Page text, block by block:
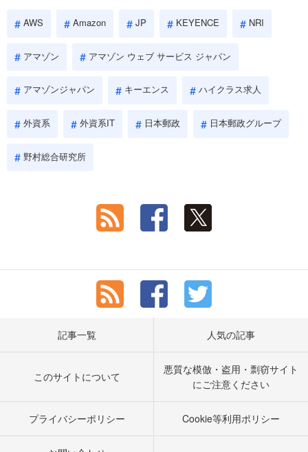
AWS Amazon JP KEYENCE NRI
アマゾン アマゾン ウェブ サービス ジャパン
アマゾンジャパン キーエンス ハイクラス求人
外資系 外資系IT 日本郵政 日本郵政グループ
野村総合研究所
記事一覧 人気の記事
このサイトについて
悪質な模倣・盗用・剽窃サイト
にご注意ください
プライバシーポリシー Cookie等利用ポリシー